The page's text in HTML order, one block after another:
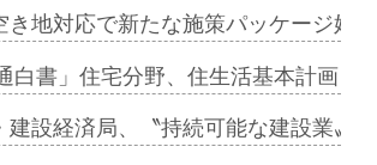
き地対応で新たな施策パッケージ始
白書」住宅分野、住生活基本計画
建設経済局、〝持続可能な建設業〟